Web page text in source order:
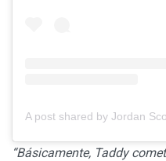
A post shared by Jordan
“Básicamente, Taddy